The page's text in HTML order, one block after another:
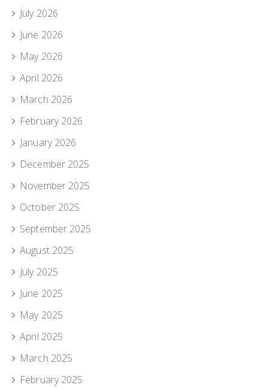
July 2026
June 2026
May 2026
April 2026
March 2026
February 2026
January 2026
December 2025
November 2025
October 2025
September 2025
August 2025
July 2025
June 2025
May 2025
April 2025
March 2025
February 2025